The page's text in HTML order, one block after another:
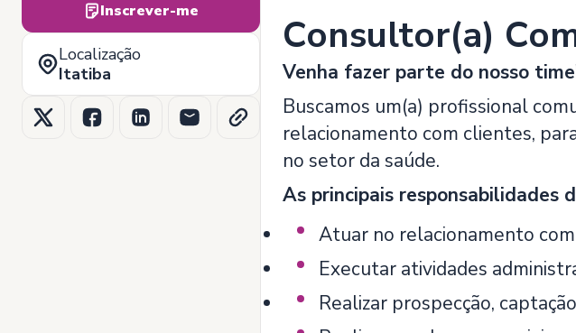
Inscrever-me
Localização
Itatiba
Consultor(a)
Venha fazer parte do nosso
Buscamos um(a) profissional
relacionamento com clientes,
no setor da saúde.
As principais responsabilidades
Atuar no relacionamento
Executar atividades
Realizar prospecção,